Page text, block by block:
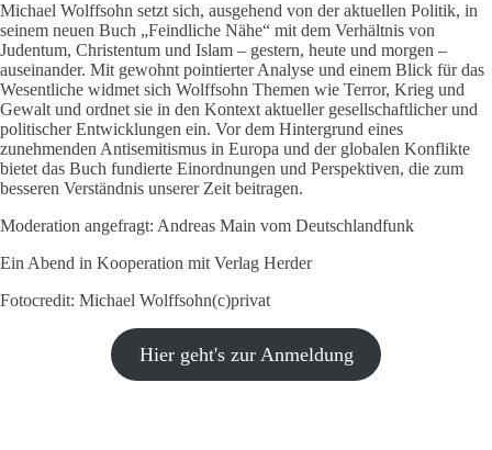
Michael Wolffsohn setzt sich, ausgehend von der aktuellen Politik, in
seinem neuen Buch „Feindliche Nähe“ mit dem Verhältnis von
Judentum, Christentum und Islam – gestern, heute und morgen –
auseinander. Mit gewohnt pointierter Analyse und einem Blick für das
Wesentliche widmet sich Wolffsohn Themen wie Terror, Krieg und
Gewalt und ordnet sie in den Kontext aktueller gesellschaftlicher und
politischer Entwicklungen ein. Vor dem Hintergrund eines
zunehmenden Antisemitismus in Europa und der globalen Konflikte
bietet das Buch fundierte Einordnungen und Perspektiven, die zum
besseren Verständnis unserer Zeit beitragen.
Moderation angefragt: Andreas Main vom Deutschlandfunk
Ein Abend in Kooperation mit Verlag Herder
Fotocredit: Michael Wolffsohn(c)privat
Hier geht's zur Anmeldung